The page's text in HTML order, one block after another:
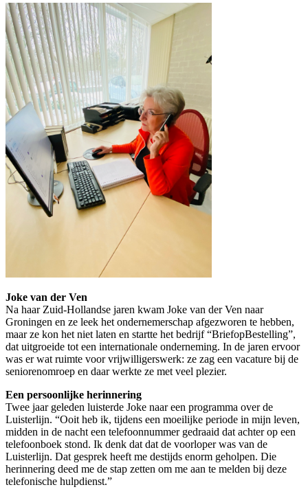
Joke van der Ven
Na haar Zuid-Hollandse jaren kwam Joke van der Ven naar
Groningen en ze leek het ondernemerschap afgezworen te hebben,
maar ze kon het niet laten en startte het bedrijf “BriefopBestelling”,
dat uitgroeide tot een internationale onderneming. In de jaren ervoor
was er wat ruimte voor vrijwilligerswerk: ze zag een vacature bij de
seniorenomroep en daar werkte ze met veel plezier.
Een persoonlijke herinnering
Twee jaar geleden luisterde Joke naar een programma over de
Luisterlijn. “Ooit heb ik, tijdens een moeilijke periode in mijn leven,
midden in de nacht een telefoonnummer gedraaid dat achter op een
telefoonboek stond. Ik denk dat dat de voorloper was van de
Luisterlijn. Dat gesprek heeft me destijds enorm geholpen. Die
herinnering deed me de stap zetten om me aan te melden bij deze
telefonische hulpdienst.”